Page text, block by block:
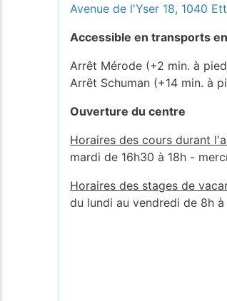
Avenue de l'Yser 18, 1040
Accessible en transports
Arrêt Mérode (+2 min. à
Arrêt Schuman (+14 min. à
Ouverture du centre
Horaires des cours durant
mardi de 16h30 à 18h -
Horaires des stages de
du lundi au vendredi de 8h à